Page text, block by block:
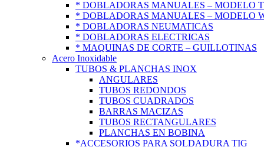
* DOBLADORAS MANUALES – MODELO
* DOBLADORAS MANUALES – MODELO
* DOBLADORAS NEUMATICAS
* DOBLADORAS ELECTRICAS
* MAQUINAS DE CORTE – GUILLOTINAS
Acero Inoxidable
TUBOS & PLANCHAS INOX
ANGULARES
TUBOS REDONDOS
TUBOS CUADRADOS
BARRAS MACIZAS
TUBOS RECTANGULARES
PLANCHAS EN BOBINA
*ACCESORIOS PARA SOLDADURA TIG